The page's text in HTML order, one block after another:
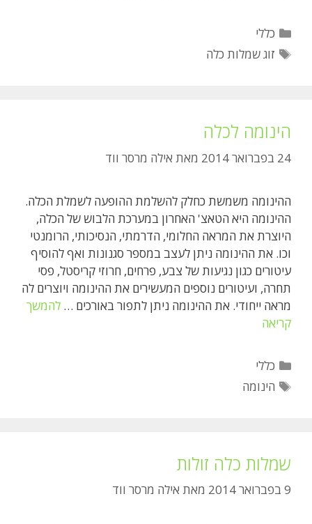
קטגוריות
כללי
תגיות
זוג שמלות כלה
הינומה לכלה
24 בפברואר 2014 מאת אילה מרסר ווד
ההינומה משמשת כחלק להשלמת ההופעה לשמלת הכלה.
ההינומה היא הטאצ' האחרון במערכת הלבוש של הכלה,
היוצרת את המראה החלומי, הדרמתי, הנסיכותי, הרומנטי
וכו. את ההינומה ניתן לעצב במספר סגנונות ואף להוסיף
עיטורים כגון נגיעות של צבע, פרחים, חרוזי קריסטל, פסי
תחרה, ועיטורים נוספים המעשירים את ההינומה ויוצרים לה
מראה ייחודי. את ההינומה ניתן לתפור באורכים … להמשך
קריאה
קטגוריות
כללי
תגיות
הינומה
שמלות כלה זולות
9 בפברואר 2014 מאת אילה מרסר ווד